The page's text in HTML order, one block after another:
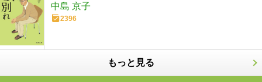
中島 京子
2396
もっと見る